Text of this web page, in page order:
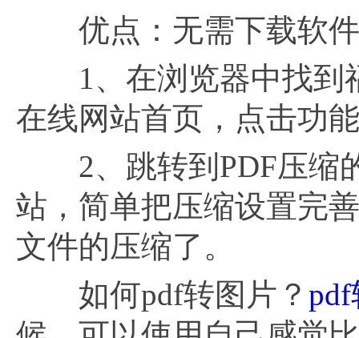
优点：无需下载软件
1、在浏览器中找到福
在线网站首页，点击功
2、跳转到PDF压缩的
站，简单把压缩设置完
文件的压缩了。
如何pdf转图片？ pdf